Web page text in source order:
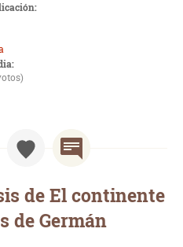
de El continente
de Germán